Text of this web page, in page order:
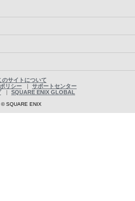
のサイトについて
リシー
サポートセンター
SQUARE ENIX GLOBAL
© SQUARE ENIX